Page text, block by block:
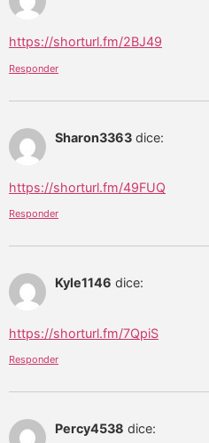
https://shorturl.fm/2BJ49
Responder
Sharon3363 dice:
https://shorturl.fm/49FUQ
Responder
Kyle1146 dice:
https://shorturl.fm/7QpiS
Responder
Percy4538 dice: